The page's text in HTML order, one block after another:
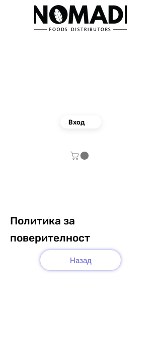
Вход
Политика за
поверителност
Назад